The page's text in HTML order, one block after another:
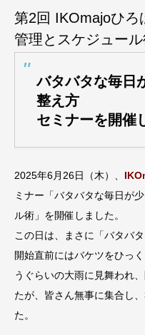
第2回 IKOmajoひろ
管理とスケジュール
バタバタな毎日
整え方
セミナーを開催
2025年6月26日（木）、
ミナー「バタバタな毎日が
ル術」を開催しました。
この日は、まさに「バタバ
開始直前にはバケツをひっ
うぐらいの大雨に見舞われ
たが、皆さん無事に集合し
た。